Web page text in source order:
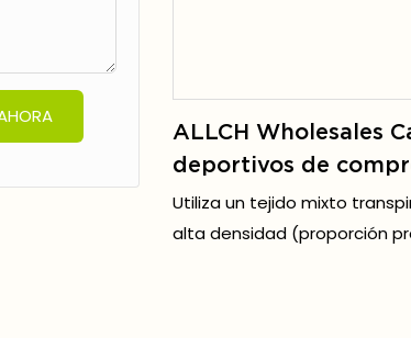
ALLCH Wholesales
deportivos de
para ciclismo, hasta
para correr, de
Utiliza un tejido mixto
alta densidad (proporción